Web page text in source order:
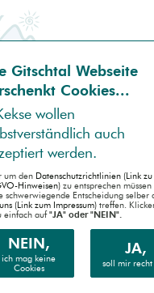
Gitsch­tal Web­seite
Coo­kies...
wollen
auch
werden.
um den Daten­schutz­richtlinien (Link zu
Hinweisen) zu entsprechen müssen
schwer­wiegende Entscheidung selber
uns (Link zum Impressum) treffen.
einfach auf"JA" oder "NEIN".
NEIN,
ich mag keine
Cookies
JA,
soll mir recht